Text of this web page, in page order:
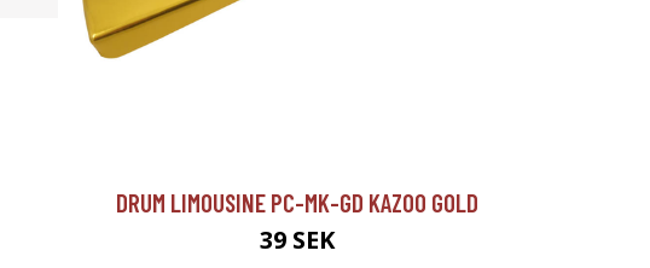
DRUM LIMOUSINE PC-MK-GD KAZOO GOLD
39 SEK